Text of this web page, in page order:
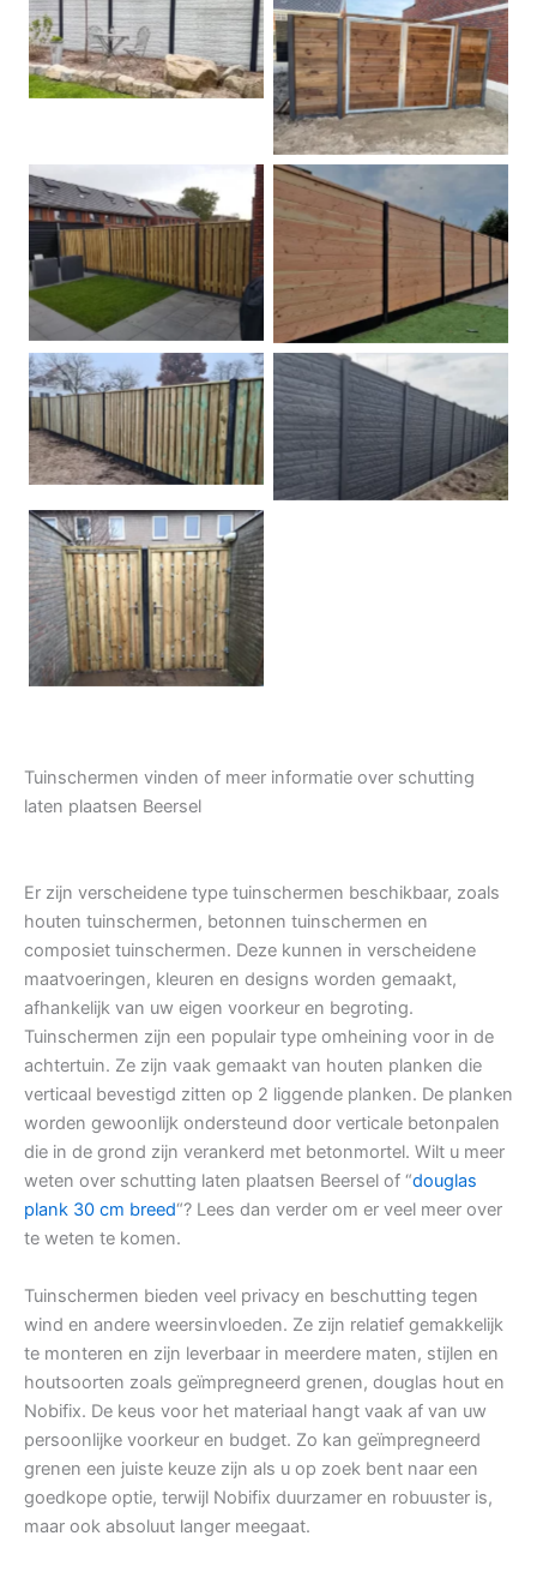
Betonschutting
Dubbele poort
Betonpalen schutting Douglas
Hout beton schuttingen Rots motief antraciet
Tuindeur grenen
Tuinschermen vinden of meer informatie over schutting
laten plaatsen Beersel
Er zijn verscheidene type tuinschermen beschikbaar, zoals
houten tuinschermen, betonnen tuinschermen en
composiet tuinschermen. Deze kunnen in verscheidene
maatvoeringen, kleuren en designs worden gemaakt,
afhankelijk van uw eigen voorkeur en begroting.
Tuinschermen zijn een populair type omheining voor in de
achtertuin. Ze zijn vaak gemaakt van houten planken die
verticaal bevestigd zitten op 2 liggende planken. De planken
worden gewoonlijk ondersteund door verticale betonpalen
die in de grond zijn verankerd met betonmortel. Wilt u meer
weten over schutting laten plaatsen Beersel of “douglas
plank 30 cm breed“? Lees dan verder om er veel meer over
te weten te komen.
Tuinschermen bieden veel privacy en beschutting tegen
wind en andere weersinvloeden. Ze zijn relatief gemakkelijk
te monteren en zijn leverbaar in meerdere maten, stijlen en
houtsoorten zoals geïmpregneerd grenen, douglas hout en
Nobifix. De keus voor het materiaal hangt vaak af van uw
persoonlijke voorkeur en budget. Zo kan geïmpregneerd
grenen een juiste keuze zijn als u op zoek bent naar een
goedkope optie, terwijl Nobifix duurzamer en robuuster is,
maar ook absoluut langer meegaat.